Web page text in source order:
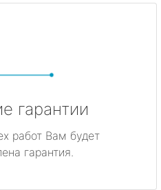
гарантии
работ Вам будет
гарантия.